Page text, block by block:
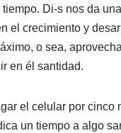
Di-s nos da
el crecimiento y
o sea,
en él santidad.
el celular por
un tiempo a algo